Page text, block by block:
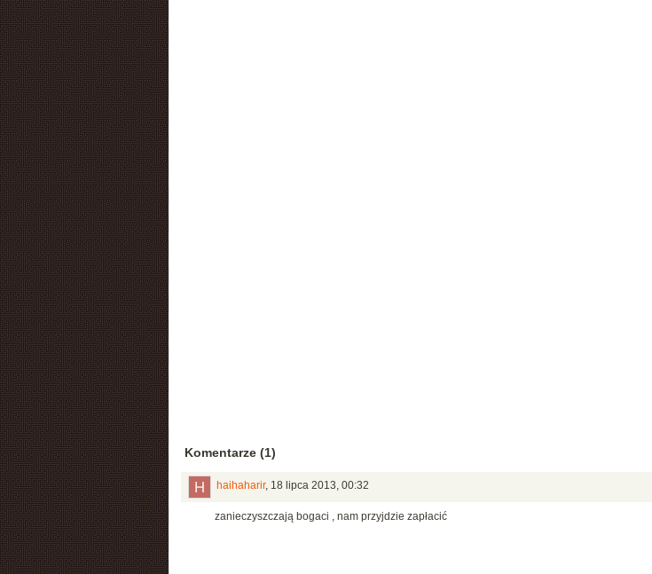
Komentarze (1)
haihaharir, 18 lipca 2013, 00:32
zanieczyszczają bogaci , nam przyjdzie zapłacić